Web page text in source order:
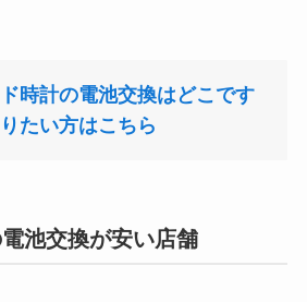
時計の電池交換はどこです
たい方はこちら
池交換が安い店舗